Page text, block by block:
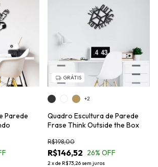
Parede
GRÁTIS
Quadro Escultura de Parede
Frase Think Outside the Box
R$146,52
R$198,00
26% OFF
2xde R$73,26 sem juros
+2